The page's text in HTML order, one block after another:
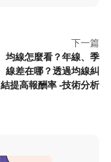
下一篇
均線怎麼看？年線、季
線差在哪？透過均線糾
結提高報酬率 -技術分析